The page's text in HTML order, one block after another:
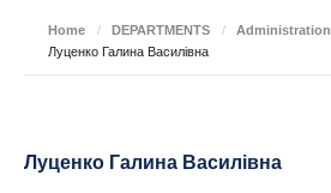
Home / DEPARTMENTS / Administration
Луценко Галина Василівна
Луценко Галина Василівна